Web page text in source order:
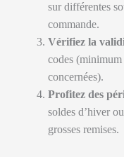
sur différentes
commande.
Vérifiez la
codes (minimum
concernées).
Profitez des
soldes d’hiver
grosses remises.